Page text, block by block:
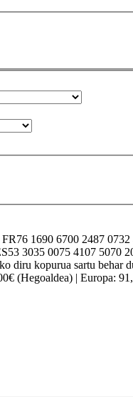
1690 6700 2487
3035 0075 4107 5070
diru kopurua sartu behar
(Hegoaldea) | Europa: